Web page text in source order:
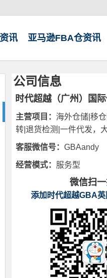
讯 亚马逊FBA仓资讯
公司信息
时代超越（广州）国
主营项目： 海外仓储|移
转|退货检测|一件代发，
客服微信号： GBAandy
经营模式： 服务型
微信扫一
添加时代超越GBA